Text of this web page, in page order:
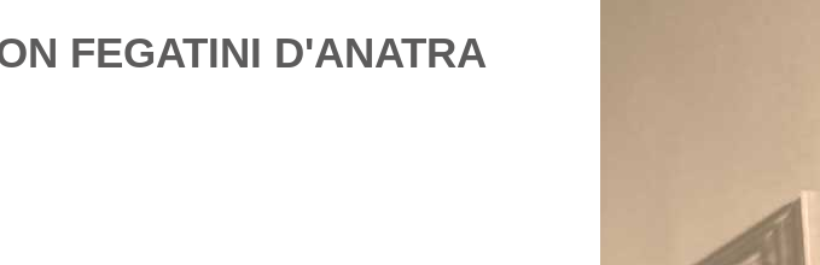
FEGATINI D'ANATRA